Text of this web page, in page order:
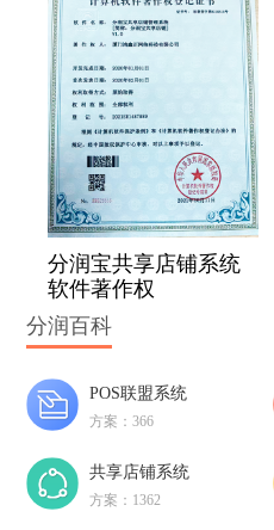
分润宝共享店铺系统
软件著作权
分润百科
POS联盟系统
方案：366
共享店铺系统
方案：1362